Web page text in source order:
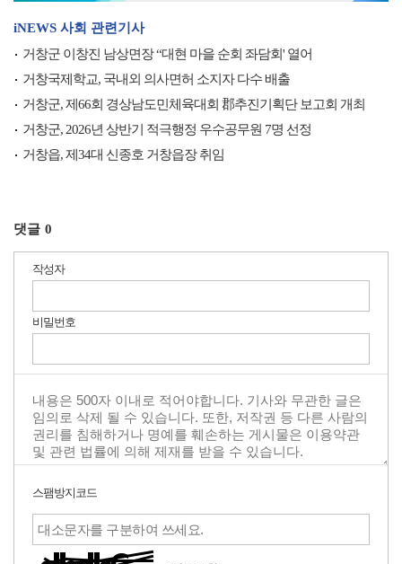
iNEWS 사회 관련기사
거창군 이창진 남상면장 “대현 마을 순회 좌담회' 열어
거창국제학교, 국내외 의사면허 소지자 다수 배출
거창군, 제66회 경상남도민체육대회 郡추진기획단 보고회 개최
거창군, 2026년 상반기 적극행정 우수공무원 7명 선정
거창읍, 제34대 신종호 거창읍장 취임
댓글 0
작성자
비밀번호
스팸방지코드